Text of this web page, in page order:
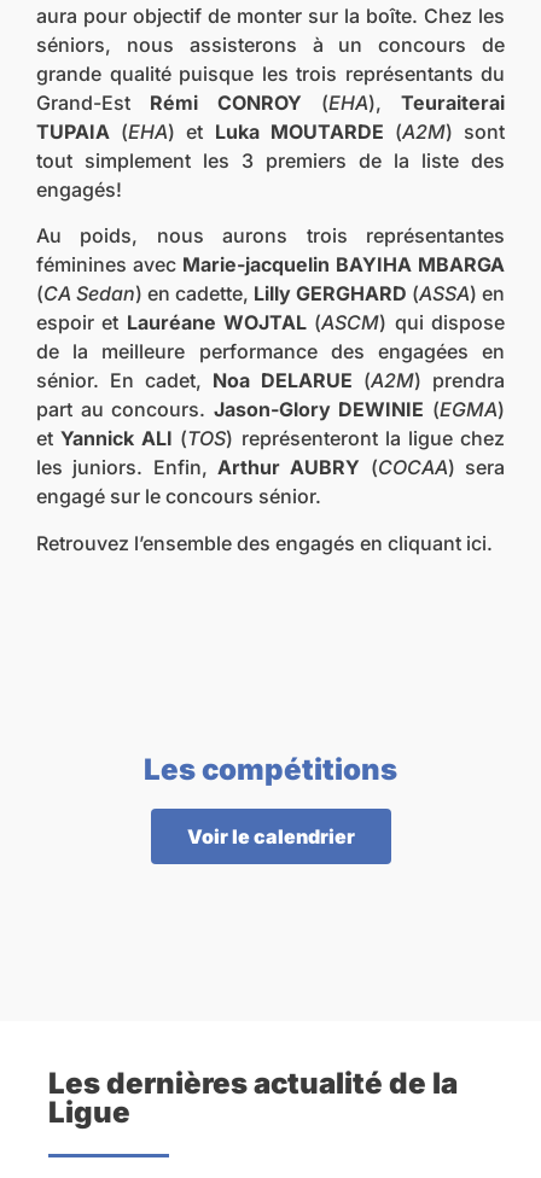
aura pour objectif de monter sur la boîte. Chez les
séniors, nous assisterons à un concours de
grande qualité puisque les trois représentants du
Grand-Est Rémi CONROY (EHA), Teuraiterai
TUPAIA (EHA) et Luka MOUTARDE (A2M) sont
tout simplement les 3 premiers de la liste des
engagés!
Au poids, nous aurons trois représentantes
féminines avec Marie-jacquelin BAYIHA MBARGA
(CA Sedan) en cadette, Lilly GERGHARD (ASSA) en
espoir et Lauréane WOJTAL (ASCM) qui dispose
de la meilleure performance des engagées en
sénior. En cadet, Noa DELARUE (A2M) prendra
part au concours. Jason-Glory DEWINIE (EGMA)
etYannick ALI (TOS) représenteront la ligue chez
les juniors. Enfin, Arthur AUBRY (COCAA) sera
engagé sur le concours sénior.
Retrouvez l’ensemble des engagés en cliquant ici.
Les compétitions
Voir le calendrier
Les dernières actualité de la
Ligue